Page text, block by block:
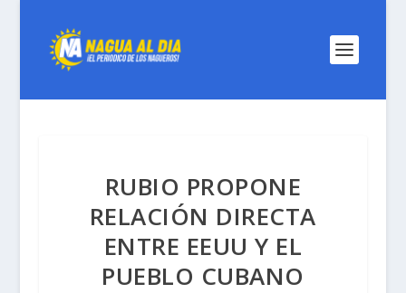
RUBIO PROPONE
RELACIÓN DIRECTA
ENTRE EEUU Y EL
PUEBLO CUBANO